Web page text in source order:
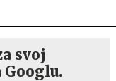
svoj